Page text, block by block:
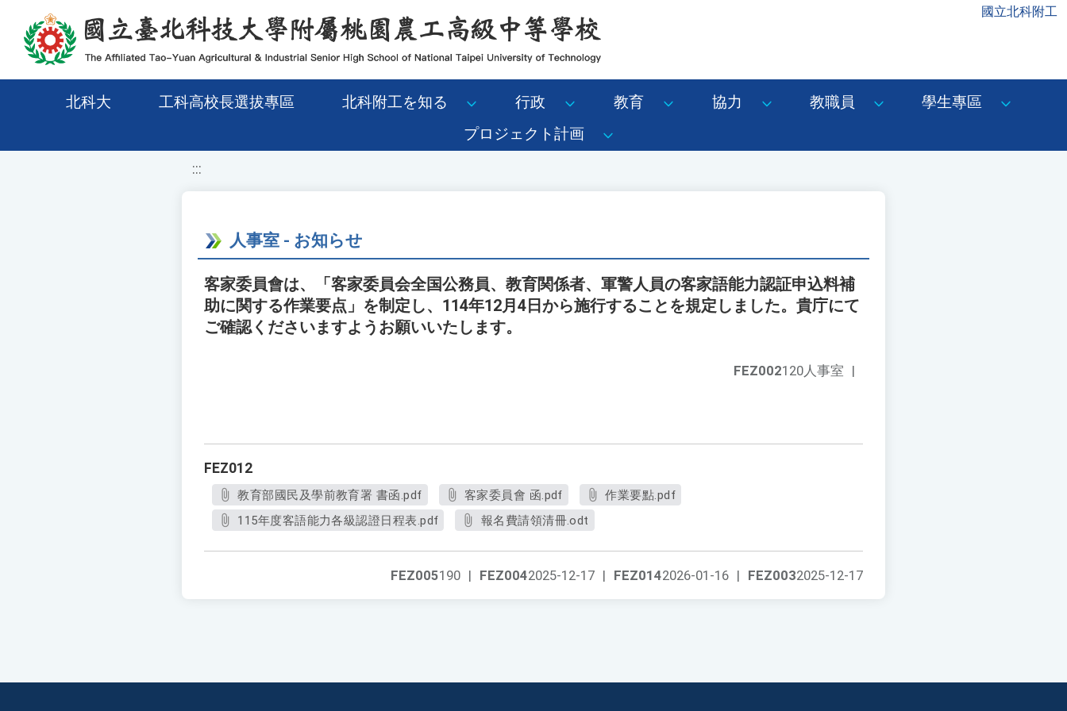
移至網頁之主要內容區位置 國立北科附工
北科大 工科高校長選拔專區 北科附工を知る 行政 教育 協力 教職員
學生專區
プロジェクト計画
:::
人事室 - お知らせ
客家委員會は、「客家委員会全国公務員、教育関係者、軍警人員の客家語能力認証申込料補
助に関する作業要点」を制定し、114年12月4日から施行することを規定しました。貴庁にて
ご確認くださいますようお願いいたします。
FEZ002120人事室 |
FEZ012
教育部國民及學前教育署 書函.pdf 客家委員會 函.pdf
作業要點.pdf
115年度客語能力各級認證日程表.pdf
報名費請領清冊.odt
FEZ0032025-12-17
FEZ0142026-01-16 |
FEZ0042025-12-17 |
FEZ005190 |